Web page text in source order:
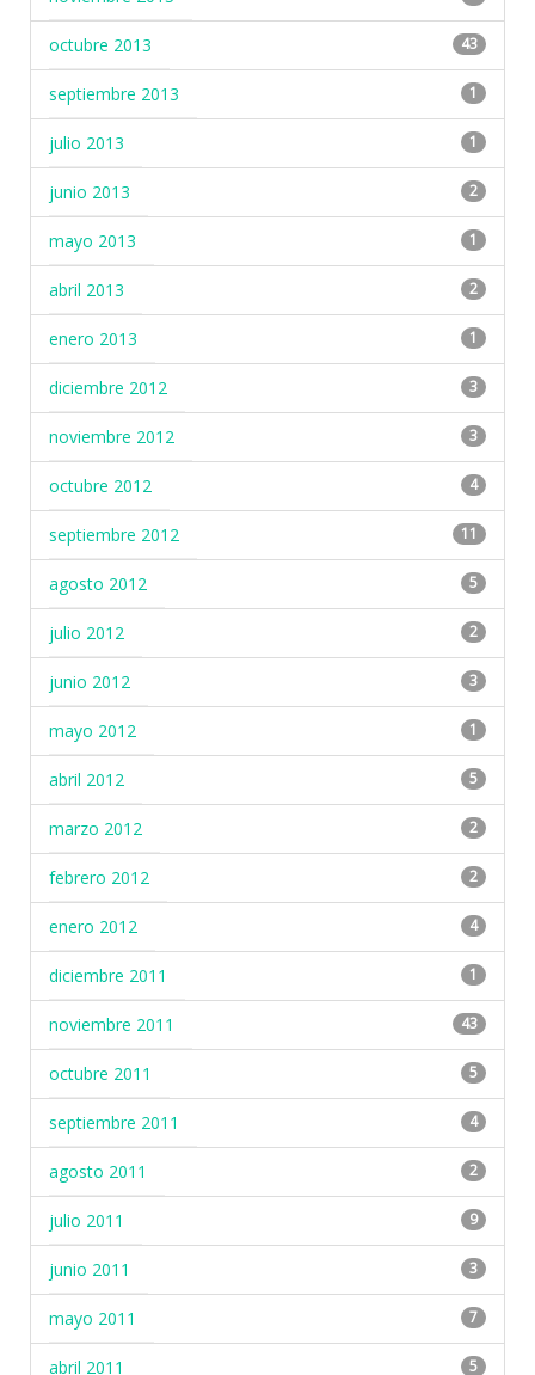
octubre 2013 43
septiembre 2013 1
julio 2013 1
junio 2013 2
mayo 2013 1
abril 2013 2
enero 2013 1
diciembre 2012 3
noviembre 2012 3
octubre 2012 4
septiembre 2012 11
agosto 2012 5
julio 2012 2
junio 2012 3
mayo 2012 1
abril 2012 5
marzo 2012 2
febrero 2012 2
enero 2012 4
diciembre 2011 1
noviembre 2011 43
octubre 2011 5
septiembre 2011 4
agosto 2011 2
julio 2011 9
junio 2011 3
mayo 2011 7
abril 2011 5